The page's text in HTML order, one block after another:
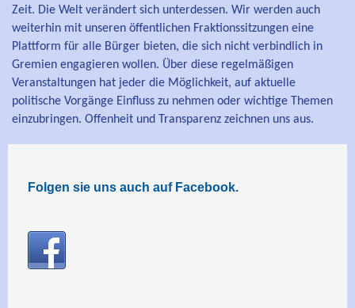
Zeit. Die Welt verändert sich unterdessen. Wir werden auch
weiterhin mit unseren öffentlichen Fraktionssitzungen eine
Plattform für alle Bürger bieten, die sich nicht verbindlich in
Gremien engagieren wollen. Über diese regelmäßigen
Veranstaltungen hat jeder die Möglichkeit, auf aktuelle
politische Vorgänge Einfluss zu nehmen oder wichtige Themen
einzubringen. Offenheit und Transparenz zeichnen uns aus.
Folgen sie uns auch auf Facebook.